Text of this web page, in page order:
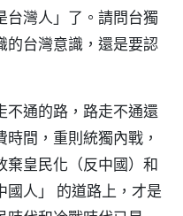
台灣人」了。請問台獨
的台灣意識，還是要認
不通的路，路走不通還
間，重則統獨內戰，
棄皇民化（反中國）和
國人」 的道路上，才是